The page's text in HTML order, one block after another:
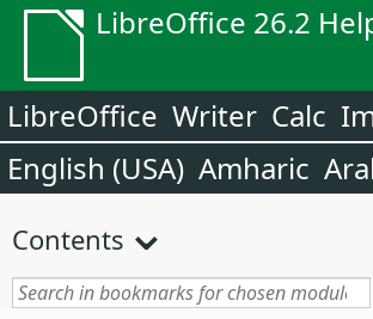
LibreOffice 26.2
LibreOffice Writer Calc
English (USA) Amharic
Contents